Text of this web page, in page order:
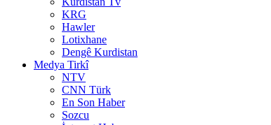
KRG
Hawler
Lotixhane
Dengê Kurdistan
Medya Tirkî
NTV
CNN Türk
En Son Haber
Sozcu